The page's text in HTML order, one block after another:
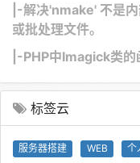
|-解决'nmake' 不是
或批处理文件。
|-PHP中Imagick类的
标签云
服务器搭建 WEB 个